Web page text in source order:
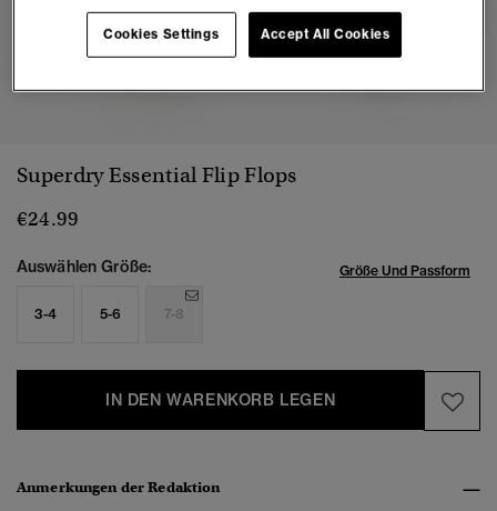
Superdry Essential Flip Flops
€24.99
Auswählen Größe: Größe Und Passform
3-4 5-6 7-8
IN DEN WARENKORB LEGEN
Anmerkungen der Redaktion
Accept All Cookies
Cookies Settings